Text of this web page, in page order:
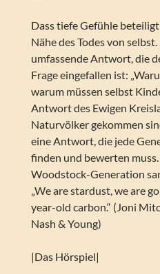
Dass tiefe Gefühle
Nähe des Todes von
umfassende Antwort, die
Frage eingefallen ist:
warum müssen selbst
Antwort des Ewigen
Naturvölker gekommen
eine Antwort, die jede
finden und bewerten
Woodstock-Generation
„We are stardust, we are
year-old carbon.“ (Joni
Nash & Young)
|Das Hörspiel|